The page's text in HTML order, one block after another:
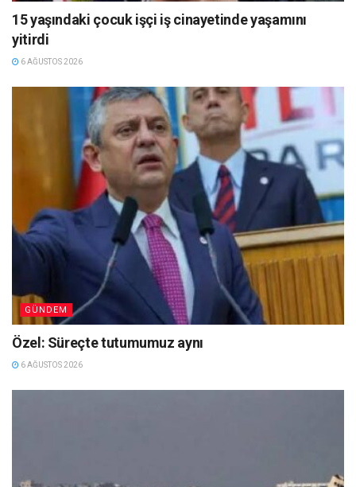
15 yaşındaki çocuk işçi iş cinayetinde yaşamını
yitirdi
6 AĞUSTOS 2026
GÜNDEM
Özel: Süreçte tutumumuz aynı
6 AĞUSTOS 2026